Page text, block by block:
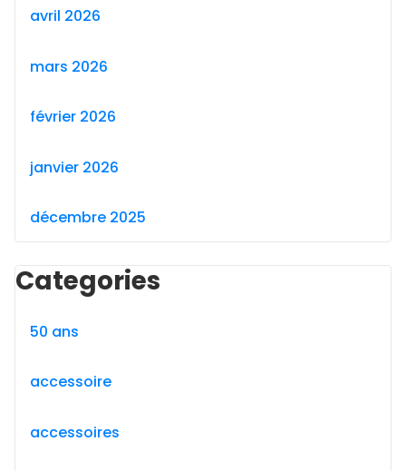
avril 2026
mars 2026
février 2026
janvier 2026
décembre 2025
Categories
50 ans
accessoire
accessoires